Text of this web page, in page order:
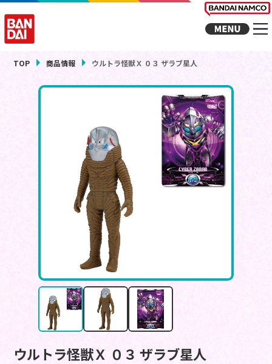
TOP 商品情報 ウルトラ怪獣Ｘ ０３ ザラブ星人
ウルトラ怪獣Ｘ ０３ ザラブ星人